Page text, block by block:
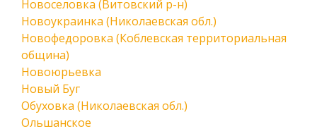
Новоселовка (Витовский р-н)
Новоукраинка (Николаевская обл.)
Новофедоровка (Коблевская территориальная
община)
Новоюрьевка
Новый Буг
Обуховка (Николаевская обл.)
Ольшанское